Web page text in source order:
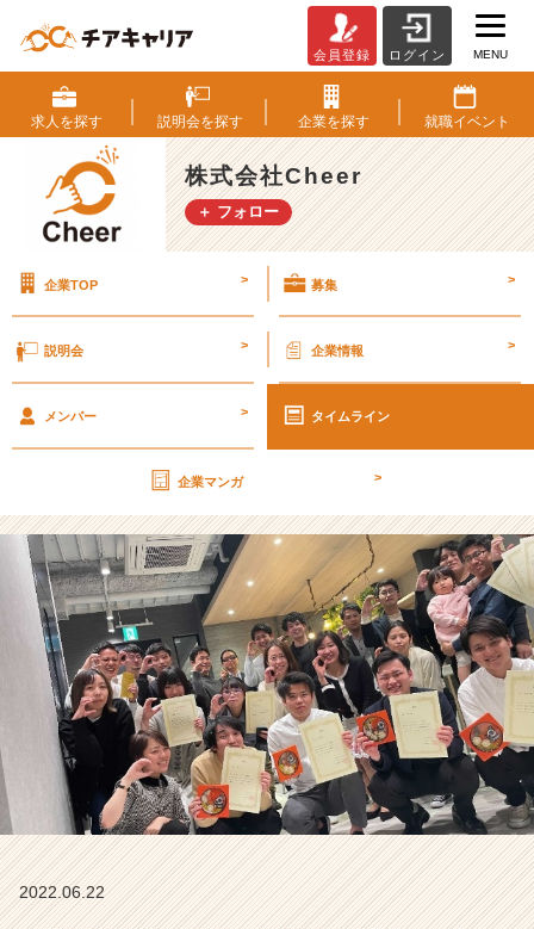
定
開
催】
７
月
の
は
＋
ジ
ャ
ー
陣
が
登
壇
し
ま
す！
【株
式
会
社
C
会員登録 ログイン MENU
求人を探す 説明会を探す 企業を探す 就職イベント
株式会社Cheer
＋ フォロー
企業TOP > 募集 >
説明会 > 企業情報 >
メンバー > タイムライン
企業マンガ >
2022.06.22